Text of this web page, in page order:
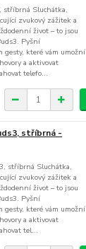
stříbrná Sluchátka,
zvukový zážitek a
život – to jsou
Pyšní
které vám umožní
a aktivovat
telefo...
stříbrná -
stříbrná Sluchátka,
zvukový zážitek a
život – to jsou
Pyšní
které vám umožní
a aktivovat
tel...